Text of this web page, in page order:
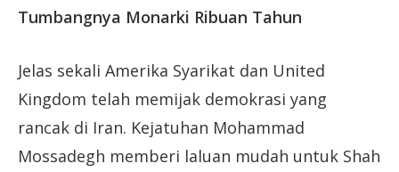
Tumbangnya Monarki Ribuan Tahun
Jelas sekali Amerika Syarikat dan United
Kingdom telah memijak demokrasi yang
rancak di Iran. Kejatuhan Mohammad
Mossadegh memberi laluan mudah untuk Shah